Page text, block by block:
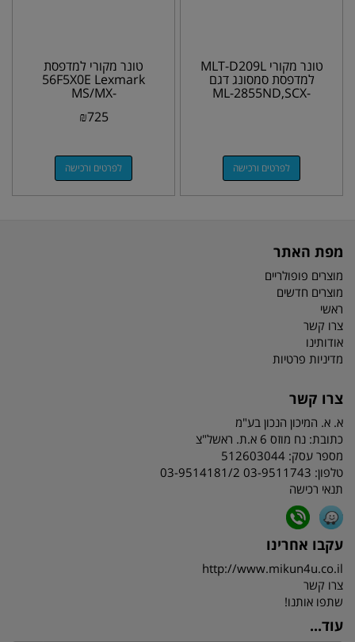
טונר מקורי MLT-D209L
למדפסת סמסונג דגם
ML-2855ND,SCX-
לפרטים ורכישה
טונר מקורי למדפסת
56F5X0E Lexmark
MS/MX-
₪725
לפרטים ורכישה
מפת האתר
מוצרים פופולריים
מוצרים חדשים
ראשי
צרו קשר
אודותינו
מדיניות פרטיות
צרו קשר
א. א. המיכון הנכון בע"מ
כתובת: נח מוזס 6 א.ת. ראשל"צ
מספר עסק: 512603044
טלפון: 03-9511743 03-9514181/2
תנאי רכישה
עקבו אחרינו
http://www.mikun4u.co.il
צרו קשר
שתפו אותנו!
עוד...